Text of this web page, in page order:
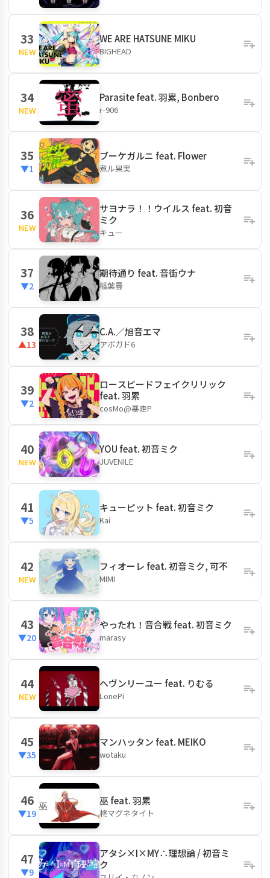
33
NEW
WE ARE HATSUNE MIKU
BIGHEAD
34
NEW
Parasite feat. 羽累, Bonbero
r-906
35
▼1
ブーケガルニ feat. Flower
煮ル果実
36
NEW
サヨナラ！！ウイルス feat. 初音
ミク
キュー
37
▼2
期待通り feat. 音街ウナ
稲葉曇
38
▲13
C.A.／旭音エマ
アボガド6
39
▼2
ロースピードフェイクリリック
feat. 羽累
cosMo@暴走P
40
NEW
YOU feat. 初音ミク
JUVENILE
41
▼5
キューピット feat. 初音ミク
Kai
42
NEW
フィオーレ feat. 初音ミク, 可不
MIMI
43
▼20
やったれ！音合戦 feat. 初音ミク
marasy
44
NEW
ヘヴンリーユー feat. りむる
LonePi
45
▼35
マンハッタン feat. MEIKO
wotaku
46
▼19
巫 feat. 羽累
柊マグネタイト
47
▼9
アタシ×I×MY∴理想論 / 初音ミ
ク